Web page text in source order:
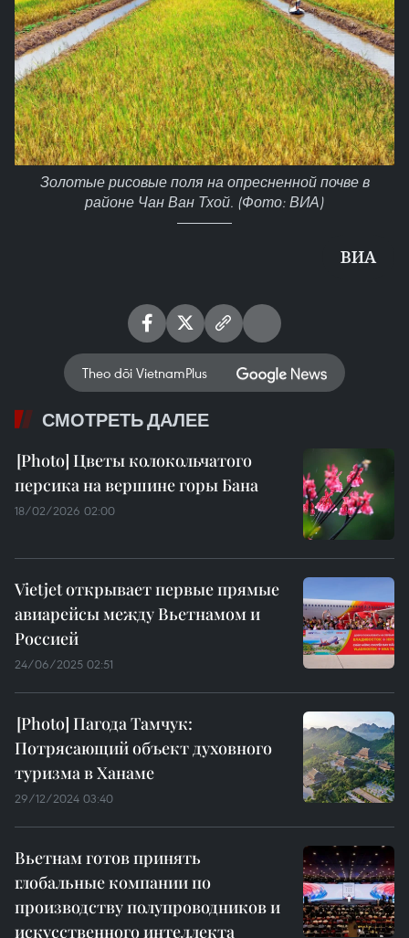
Золотые рисовые поля на опресненной почве в
районе Чан Ван Тхой. (Фото: ВИА)
ВИА
Theo dõi VietnamPlus
СМОТРЕТЬ ДАЛЕЕ
Цветы колокольчатого
персика на вершине горы Бана
18/02/2026 02:00
Vietjet открывает первые прямые
авиарейсы между Вьетнамом и
Россией
24/06/2025 02:51
Пагода Тамчук:
Потрясающий объект духовного
туризма в Ханаме
29/12/2024 03:40
Вьетнам готов принять
глобальные компании по
производству полупроводников и
искусственного интеллекта